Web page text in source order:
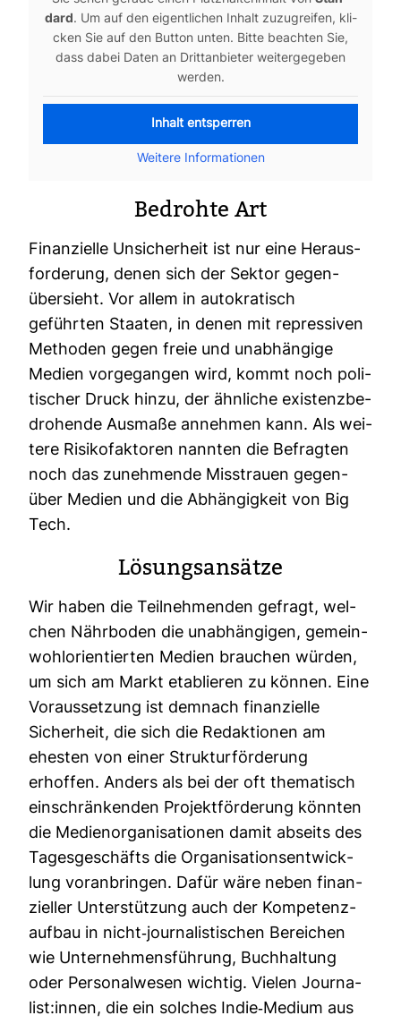
dard . Um auf den eigent­li­chen Inhalt zuzu­greifen, kli­
cken Sie auf den Button unten. Bitte beachten Sie,
dass dabei Daten an Dritt­an­bieter wei­ter­ge­geben
werden.
Inhalt ent­sperren
Wei­tere Infor­ma­tionen
Bedrohte Art
Finan­zi­elle Unsi­cher­heit ist nur eine Her­aus­
for­de­rung, denen sich der Sektor gegen­
über­sieht. Vor allem in auto­kra­tisch
geführten Staaten, in denen mit repres­siven
Methoden gegen freie und unab­hän­gige
Medien vor­ge­gangen wird, kommt noch poli­
ti­scher Druck hinzu, der ähn­liche exis­tenz­be­
dro­hende Aus­maße annehmen kann. Als wei­
tere Risi­ko­fak­toren nannten die Befragten
noch das zuneh­mende Miss­trauen gegen­
über Medien und die Abhän­gig­keit von Big
Tech.
Lösungs­an­sätze
Wir haben die Teil­neh­menden gefragt, wel­
chen Nähr­boden die unab­hän­gigen, gemein­
wohl­ori­en­tierten Medien brau­chen würden,
um sich am Markt eta­blieren zu können. Eine
Vor­aus­set­zung ist dem­nach finan­zi­elle
Sicher­heit, die sich die Redak­tionen am
ehesten von einer Struk­tur­för­de­rung
erhoffen. Anders als bei der oft the­ma­tisch
ein­schrän­kenden Pro­jekt­för­de­rung könnten
die Medi­en­or­ga­ni­sa­tionen damit abseits des
Tages­ge­schäfts die Orga­ni­sa­ti­ons­ent­wick­
lung vor­an­bringen. Dafür wäre neben finan­
zi­eller Unter­stüt­zung auch der Kom­pe­tenz­
aufbau in nicht-​jour­na­lis­ti­schen Berei­chen
wie Unter­neh­mens­füh­rung, Buch­hal­tung
oder Per­so­nal­wesen wichtig. Vielen Jour­na­
list:innen, die ein sol­ches Indie-​Medium aus